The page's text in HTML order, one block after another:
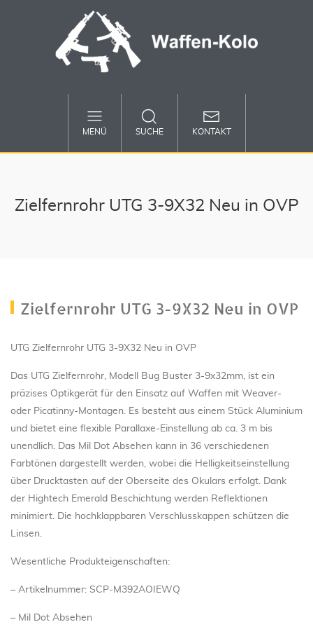
MENÜ SUCHE KONTAKT
Zielfernrohr UTG 3-9X32 Neu in OVP
Zielfernrohr UTG 3-9X32 Neu in OVP
UTG Zielfernrohr UTG 3-9X32 Neu in OVP
Das UTG Zielfernrohr, Modell Bug Buster 3-9x32mm, ist ein
präzises Optikgerät für den Einsatz auf Waffen mit Weaver-
oder Picatinny-Montagen. Es besteht aus einem Stück Aluminium
und bietet eine flexible Parallaxe-Einstellung ab ca. 3 m bis
unendlich. Das Mil Dot Absehen kann in 36 verschiedenen
Farbtönen dargestellt werden, wobei die Helligkeitseinstellung
über Drucktasten auf der Oberseite des Okulars erfolgt. Dank
der Hightech Emerald Beschichtung werden Reflektionen
minimiert. Die hochklappbaren Verschlusskappen schützen die
Linsen.
Wesentliche Produkteigenschaften:
– Artikelnummer: SCP-M392AOIEWQ
– Mil Dot Absehen